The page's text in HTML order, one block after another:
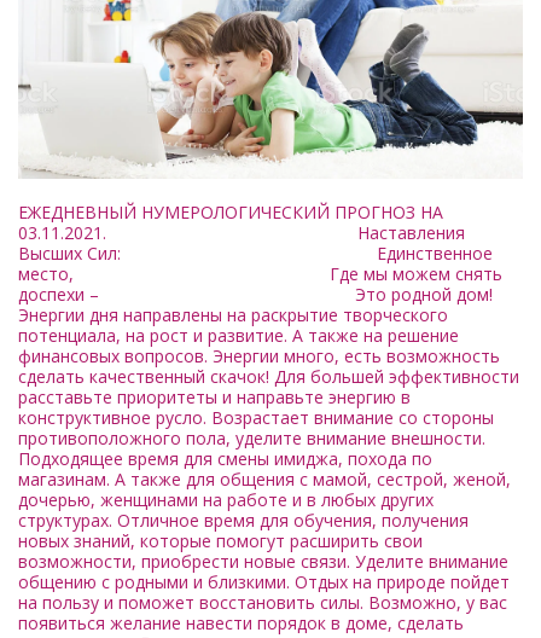
ЕЖЕДНЕВНЫЙ НУМЕРОЛОГИЧЕСКИЙ ПРОГНОЗ НА
03.11.2021. Наставления
Высших Сил: Единственное
место, Где мы можем снять
доспехи – Это родной дом!
Энергии дня направлены на раскрытие творческого
потенциала, на рост и развитие. А также на решение
финансовых вопросов. Энергии много, есть возможность
сделать качественный скачок! Для большей эффективности
расставьте приоритеты и направьте энергию в
конструктивное русло. Возрастает внимание со стороны
противоположного пола, уделите внимание внешности.
Подходящее время для смены имиджа, похода по
магазинам. А также для общения с мамой, сестрой, женой,
дочерью, женщинами на работе и в любых других
структурах. Отличное время для обучения, получения
новых знаний, которые помогут расширить свои
возможности, приобрести новые связи. Уделите внимание
общению с родными и близкими. Отдых на природе пойдет
на пользу и поможет восстановить силы. Возможно, у вас
появиться желание навести порядок в доме, сделать